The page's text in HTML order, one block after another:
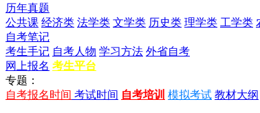
历年真题
公共课 经济类 法学类 文学类 历史类 理学类 工学类
自考笔记
考生手记 自考人物 学习方法 外省自考
网上报名 考生平台
专题：
自考报名时间 考试时间 自考培训 模拟考试 教材大纲